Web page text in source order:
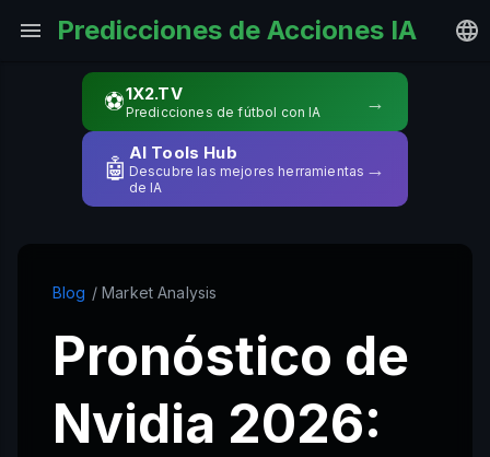
Predicciones de Acciones IA
⚽1X2.TV
Predicciones de fútbol con IA →
🤖
AI Tools Hub
Descubre las mejores herramientas
de IA
→
Blog / Market Analysis
Pronóstico de
Nvidia 2026: